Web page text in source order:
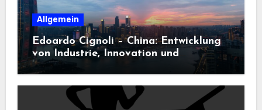
Allgemein
Edoardo Cignoli – China: Entwicklung
von Industrie, Innovation und
Technologie